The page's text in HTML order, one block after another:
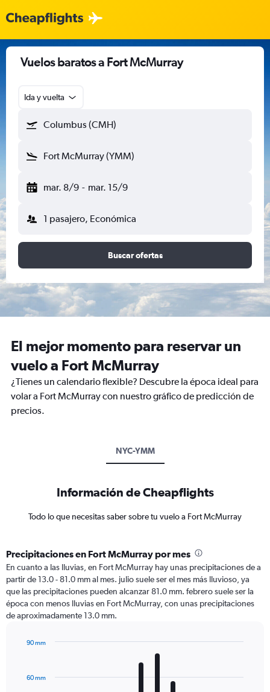
Vuelos baratos a Fort McMurray
Ida y vuelta
Columbus (CMH)
Fort McMurray (YMM)
mar. 8/9 - mar. 15/9
1 pasajero, Económica
Buscar ofertas
El mejor momento para reservar un
vuelo a Fort McMurray
¿Tienes un calendario flexible? Descubre la época ideal para
volar a Fort McMurray con nuestro gráfico de predicción de
precios.
NYC-YMM
Información de Cheapflights
Todo lo que necesitas saber sobre tu vuelo a Fort McMurray
Precipitaciones en Fort McMurray por mes
En cuanto a las lluvias, en Fort McMurray hay unas precipitaciones de a
partir de 13.0 - 81.0 mm al mes. julio suele ser el mes más lluvioso, ya
que las precipitaciones pueden alcanzar 81.0 mm. febrero suele ser la
época con menos lluvias en Fort McMurray, con unas precipitaciones
de aproximadamente 13.0 mm.
with
12
60 mm
90 mm